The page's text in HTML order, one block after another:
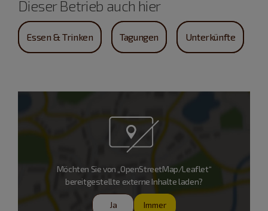
Dieser Betrieb auch hier
Essen & Trinken Tagungen Unterkünfte
Möchten Sie von „OpenStreetMap/Leaflet“
bereitgestellte externe Inhalte laden?
Ja Immer